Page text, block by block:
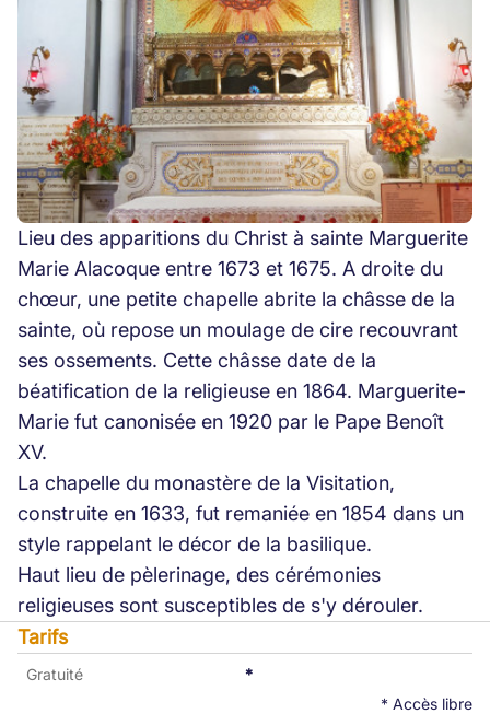
Lieu des apparitions du Christ à sainte Marguerite
Marie Alacoque entre 1673 et 1675. A droite du
chœur, une petite chapelle abrite la châsse de la
sainte, où repose un moulage de cire recouvrant
ses ossements. Cette châsse date de la
béatification de la religieuse en 1864. Marguerite-
Marie fut canonisée en 1920 par le Pape Benoît
XV.
La chapelle du monastère de la Visitation,
construite en 1633, fut remaniée en 1854 dans un
style rappelant le décor de la basilique.
Haut lieu de pèlerinage, des cérémonies
religieuses sont susceptibles de s'y dérouler.
Tarifs
Gratuité
*
* Accès libre